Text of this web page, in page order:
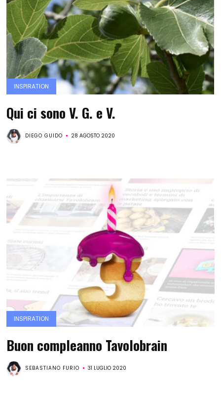
INSPIRATION
Qui ci sono V. G. e V.
DIEGO GUIDO 28 AGOSTO 2020
INSPIRATION
Buon compleanno Tavolobrain
SEBASTIANO FURIO 31 LUGLIO 2020